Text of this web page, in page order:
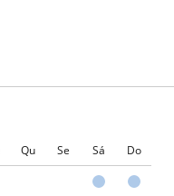
Qu Se Sá Do